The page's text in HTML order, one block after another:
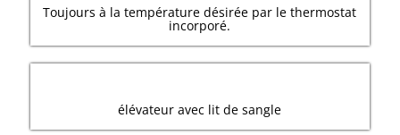
Toujours à la température désirée par le thermostat
incorporé.
élévateur avec lit de sangle